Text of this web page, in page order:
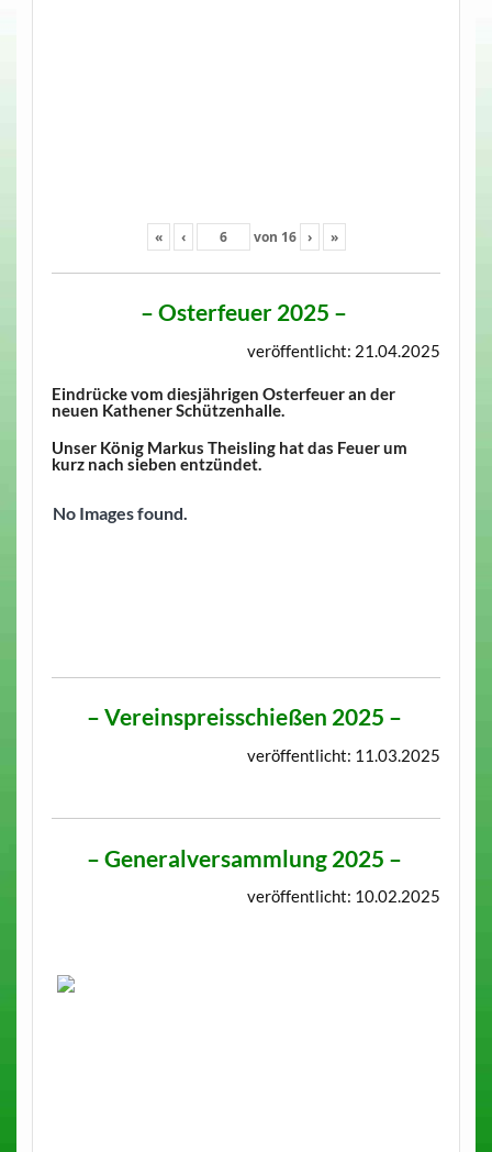
« ‹ von 16 › »
–Osterfeuer 2025 –
veröffentlicht: 21.04.2025
Eindrücke vom diesjährigen Osterfeuer an der
neuen Kathener Schützenhalle.
Unser König Markus Theisling hat das Feuer um
kurz nach sieben entzündet.
No Images found.
–Vereinspreisschießen 2025 –
veröffentlicht: 11.03.2025
–Generalversammlung 2025 –
veröffentlicht: 10.02.2025